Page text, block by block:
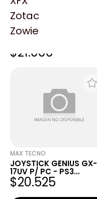
Zotac
Zowie
JOYSTICK GENIUS GX-
$21.000
MAX TECNO
JOYSTICK GENIUS GX-
17UV P/ PC - PS3
VIBRACION
$20.525